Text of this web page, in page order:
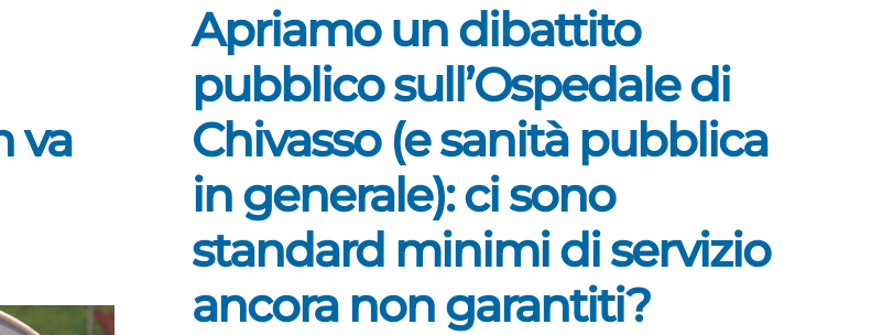
va
Apriamo un dibattito
pubblico sull’Ospedale di
Chivasso (e sanità pubblica
in generale): ci sono
standard minimi di servizio
ancora non garantiti?